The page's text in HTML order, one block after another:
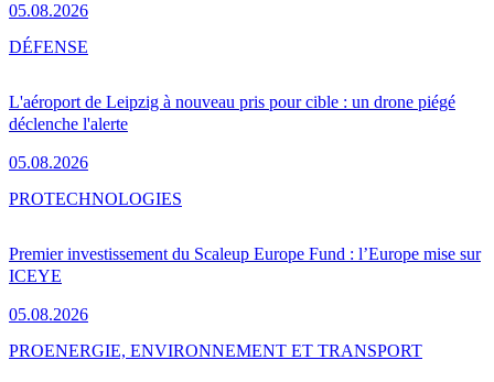
05.08.2026
L'aéroport de Leipzig à nouveau pris pour cible : un drone piégé
déclenche l'alerte
05.08.2026
DÉFENSE
Premier investissement du Scaleup Europe Fund : l’Europe mise sur
ICEYE
05.08.2026
PROTECHNOLOGIES
PROENERGIE, ENVIRONNEMENT ET TRANSPORT